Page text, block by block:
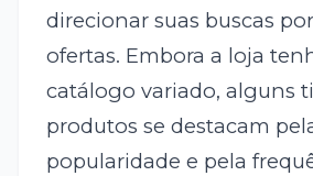
direcionar suas buscas
ofertas. Embora a loja
catálogo variado, alguns
produtos se destacam
popularidade e pela